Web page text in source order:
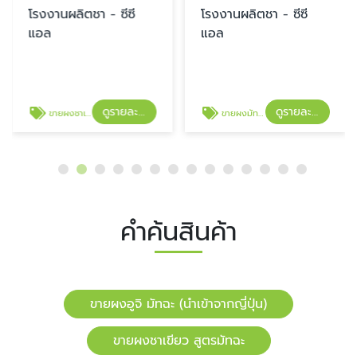
โรงงานผลิตชา - ซีซี
แอล
ขายผงชาเขียว สูตรมัทฉะ ดูรายละเอียด
โรงงานผลิตชา - ซีซี
แอล
ขายผงมัทฉะ ดูรายละเอียด
คำค้นสินค้า
ขายผงอูจิ มัทฉะ (นำเข้าจากญี่ปุ่น)
ขายผงชาเขียว สูตรมัทฉะ